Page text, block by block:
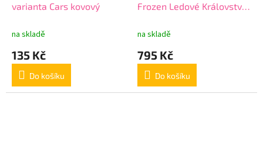
varianta Cars kovový
na skladě
135 Kč
Do košíku
Frozen Ledové Království >
na skladě
795 Kč
Do košíku